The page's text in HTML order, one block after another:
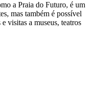
a Praia do Futuro, é um
mas também é possível
visitas a museus, teatros